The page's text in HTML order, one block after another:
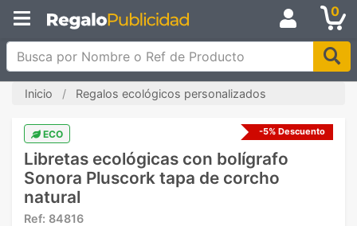
0
Busca por Nombre o Ref de Producto
Inicio Regalos ecológicos personalizados
ECO -5% Descuento
Libretas ecológicas con bolígrafo
Sonora Pluscork tapa de corcho
natural
Ref: 84816